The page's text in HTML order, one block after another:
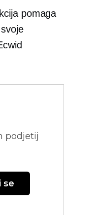
pomaga
podjetij
se